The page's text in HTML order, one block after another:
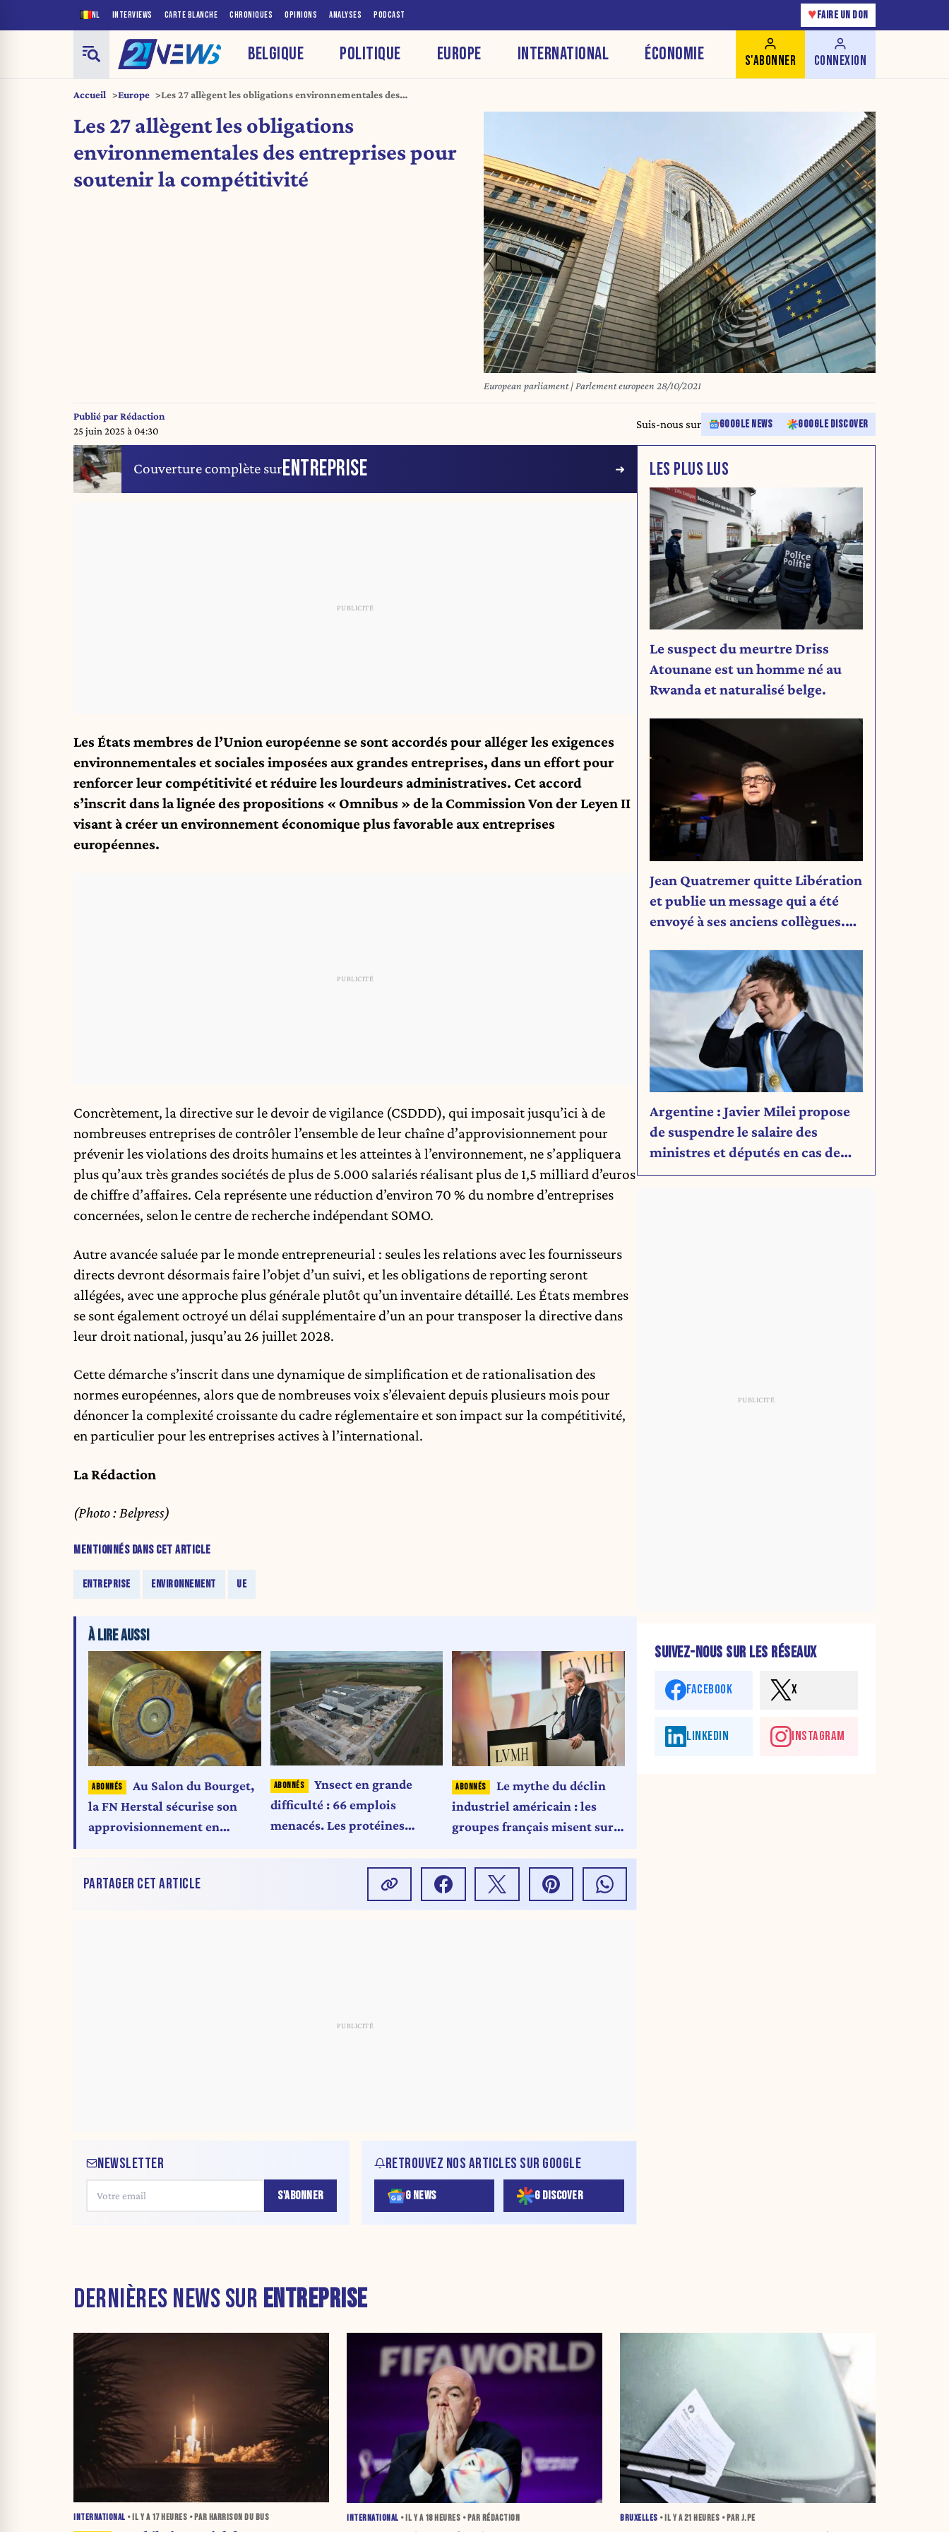
NL INTERVIEWS CARTE BLANCHE CHRONIQUES OPINIONS ANALYSES PODCAST ♥ FAIRE UN DON
BELGIQUE POLITIQUE EUROPE INTERNATIONAL ÉCONOMIE S'ABONNER CONNEXION
Accueil Europe
Les 27 allègent les obligations environnementales des
Les 27 allègent les obligations
environnementales des entreprises pour
soutenir la compétitivité
European parliament | Parlement europeen 28/10/2021
Publié parRédaction
25 juin 2025 à 04:30
Suis-nous sur GOOGLE NEWS GOOGLE DISCOVER
Couverture complète surENTREPRISE
Les États membres de l’Union européenne se sont accordés pour alléger les exigences
environnementales et sociales imposées aux grandes entreprises, dans un effort pour
renforcer leur compétitivité et réduire les lourdeurs administratives. Cet accord
s’inscrit dans la lignée des propositions « Omnibus » de la Commission Von der Leyen II
visant à créer un environnement économique plus favorable aux entreprises
européennes.
Concrètement, la directive sur le devoir de vigilance (CSDDD), qui imposait jusqu’ici à de
nombreuses entreprises de contrôler l’ensemble de leur chaîne d’approvisionnement pour
prévenir les violations des droits humains et les atteintes à l’environnement, ne s’appliquera
plus qu’aux très grandes sociétés de plus de 5.000 salariés réalisant plus de 1,5 milliard d’euros
de chiffre d’affaires. Cela représente une réduction d’environ 70 % du nombre d’entreprises
concernées, selon le centre de recherche indépendant SOMO.
Autre avancée saluée par le monde entrepreneurial : seules les relations avec les fournisseurs
directs devront désormais faire l’objet d’un suivi, et les obligations de reporting seront
allégées, avec une approche plus générale plutôt qu’un inventaire détaillé. Les États membres
se sont également octroyé un délai supplémentaire d’un an pour transposer la directive dans
leur droit national, jusqu’au 26 juillet 2028.
Cette démarche s’inscrit dans une dynamique de simplification et de rationalisation des
normes européennes, alors que de nombreuses voix s’élevaient depuis plusieurs mois pour
dénoncer la complexité croissante du cadre réglementaire et son impact sur la compétitivité,
en particulier pour les entreprises actives à l’international.
La Rédaction
(Photo : Belpress)
MENTIONNÉS DANS CET ARTICLE
ENTREPRISE ENVIRONNEMENT UE
À LIRE AUSSI
Au Salon du Bourget,
la FN Herstal sécurise son
approvisionnement en
Ynsect en grande
difficulté : 66 emplois
menacés. Les protéines
Le mythe du déclin
industriel américain : les
groupes français misent sur
PARTAGER CET ARTICLE
NEWSLETTER
S'ABONNER
RETROUVEZ NOS ARTICLES SUR GOOGLE
G NEWS G DISCOVER
LES PLUS LUS
Le suspect du meurtre Driss
Atounane est un homme né au
Rwanda et naturalisé belge.
Jean Quatremer quitte Libération
et publie un message qui a été
envoyé à ses anciens collègues.
Argentine : Javier Milei propose
de suspendre le salaire des
ministres et députés en cas de
déficit budgétaire
SUIVEZ-NOUS SUR LES RÉSEAUX
FACEBOOK X
LINKEDIN INSTAGRAM
DERNIÈRES NEWS SUR ENTREPRISE
INTERNATIONAL • IL Y A 17 HEURES • PAR HARRISON DU BUS INTERNATIONAL • IL Y A 18 HEURES • PAR RÉDACTION BRUXELLES • IL Y A21 HEURES • PAR J.PE